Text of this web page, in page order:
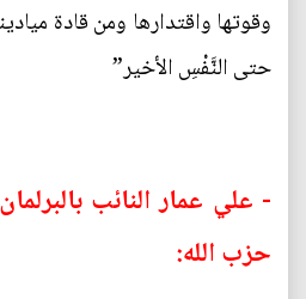
وقوتها واقتدارها ومن قادة
حتى النَّفْسِ الأخير”
- علي عمار النائب
حزب الله: